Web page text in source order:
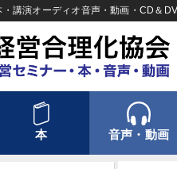
講演オーディオ音声・動画・CD＆
本 音声・動画